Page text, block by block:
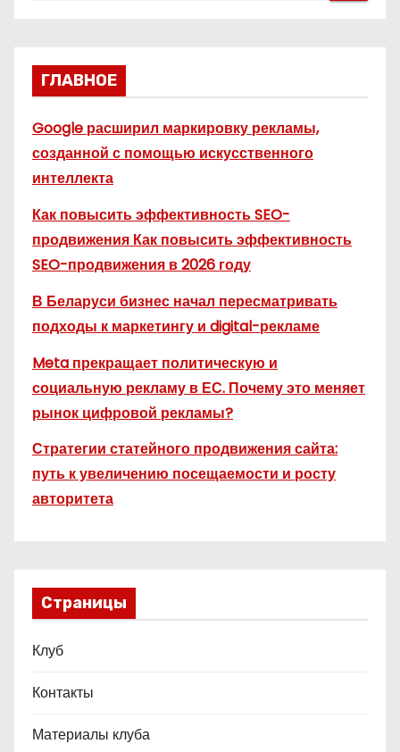
ГЛАВНОЕ
Google расширил маркировку рекламы,
созданной с помощью искусственного
интеллекта
Как повысить эффективность SEO-
продвижения Как повысить эффективность
SEO-продвижения в 2026 году
В Беларуси бизнес начал пересматривать
подходы к маркетингу и digital-рекламе
Meta прекращает политическую и
социальную рекламу в ЕС. Почему это меняет
рынок цифровой рекламы?
Стратегии статейного продвижения сайта:
путь к увеличению посещаемости и росту
авторитета
Страницы
Клуб
Контакты
Материалы клуба